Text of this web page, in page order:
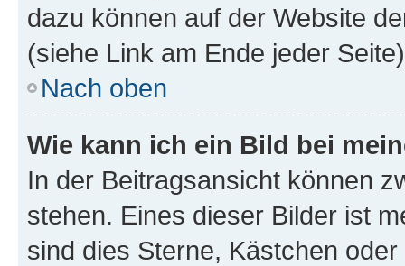
dazu können auf der Website
(siehe Link am Ende jeder
Nach oben
Wie kann ich ein Bild bei
In der Beitragsansicht können
stehen. Eines dieser Bilder ist
sind dies Sterne, Kästchen